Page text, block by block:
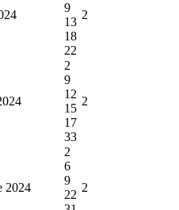
9
13
18
22
2
2
9
12
15
17
33
2
2024
2
6
9
22
2